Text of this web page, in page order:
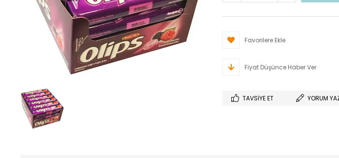
Favorilere Ekle
Fiyat Düşünce Haber Ver
TAVSIYE ET YORUM